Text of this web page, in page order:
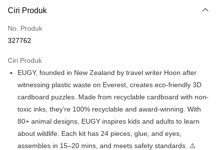
Hanya menyokong Maybank, CIMB Bank, Public Bank, RHB Bank, Hong
Boost
GrabPay
Rumah penghantaran
Kadar Penghantaran
Rumah penghantaran
Kedai pickup
Ciri Produk
No. Produk
327762
Ciri Produk
EUGY, founded in New Zealand by travel writer Hoon after
witnessing plastic waste on Everest, creates eco-friendly 3D
cardboard puzzles. Made from recyclable cardboard with non-
toxic inks, they’re 100% recyclable and award-winning. With
80+ animal designs, EUGY inspires kids and adults to learn
about wildlife. Each kit has 24 pieces, glue, and eyes,
assembles in 15–20 mins, and meets safety standards. ⚠️